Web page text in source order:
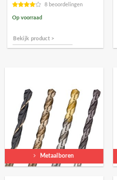
8 beoordelingen
Op voorraad
Bekijk product >
Metaalboren